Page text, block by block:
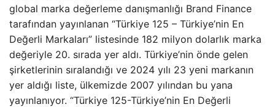
global marka değerleme danışmanlığı Brand Finance
tarafından yayınlanan “Türkiye 125 – Türkiye’nin En
Değerli Markaları” listesinde 182 milyon dolarlık marka
değeriyle 20. sırada yer aldı. Türkiye’nin önde gelen
şirketlerinin sıralandığı ve 2024 yılı 23 yeni markanın
yer aldığı liste, ülkemizde 2007 yılından bu yana
yayınlanıyor. “Türkiye 125-Türkiye’nin En Değerli